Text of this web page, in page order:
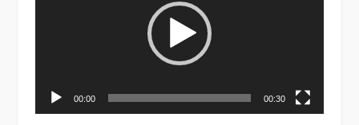
00:00 00:30